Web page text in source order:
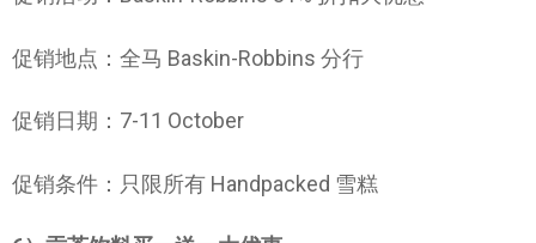
促销地点：全马 Baskin-Robbins 分行
促销日期：7-11 October
促销条件：只限所有 Handpacked 雪糕